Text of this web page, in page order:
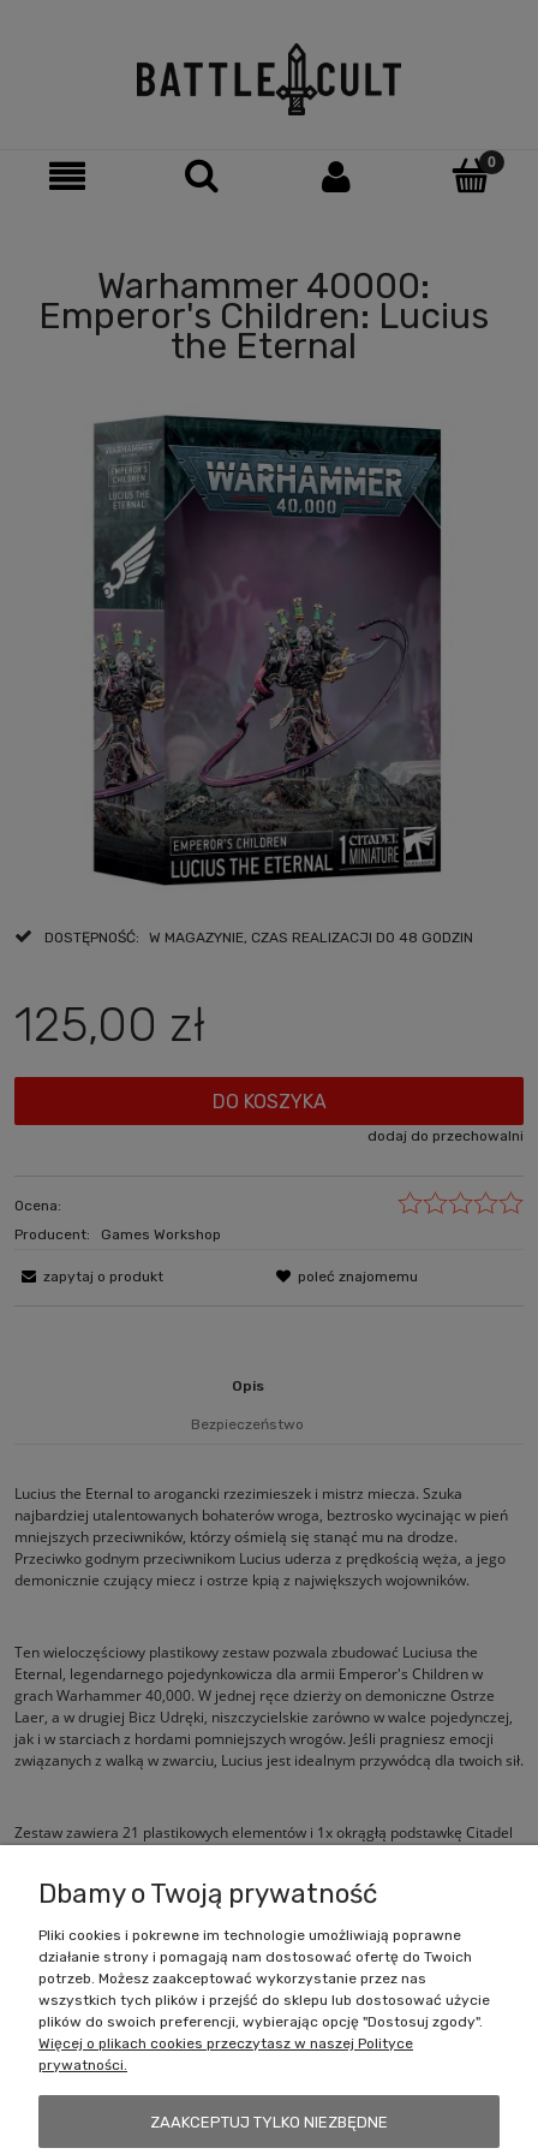
Warhammer 40000:
Emperor's Children: Lucius
the Eternal
DOSTĘPNOŚĆ: W MAGAZYNIE, CZAS REALIZACJI DO 48 GODZIN
125,00 zł
DO KOSZYKA
dodaj do przechowalni
Ocena:
Producent:
Games Workshop
zapytaj o produkt poleć znajomemu
Opis
Bezpieczeństwo
Lucius the Eternal to arogancki rzezimieszek i mistrz miecza. Szuka
najbardziej utalentowanych bohaterów wroga, beztrosko wycinając w pień
mniejszych przeciwników, którzy ośmielą się stanąć mu na drodze.
Przeciwko godnym przeciwnikom Lucius uderza z prędkością węża, a jego
demonicznie czujący miecz i ostrze kpią z największych wojowników.
Ten wieloczęściowy plastikowy zestaw pozwala zbudować Luciusa the
Eternal, legendarnego pojedynkowicza dla armii Emperor's Children w
grach Warhammer 40,000. W jednej ręce dzierży on demoniczne Ostrze
Laer, a w drugiej Bicz Udręki, niszczycielskie zarówno w walce pojedynczej,
jak i w starciach z hordami pomniejszych wrogów. Jeśli pragniesz emocji
związanych z walką w zwarciu, Lucius jest idealnym przywódcą dla twoich sił.
Zestaw zawiera 21 plastikowych elementów i 1x okrągłą podstawkę Citadel
Zakupy
Pomoc
Dbamy o Twoją prywatność
Pliki cookies i pokrewne im technologie umożliwiają poprawne
działanie strony i pomagają nam dostosować ofertę do Twoich
potrzeb. Możesz zaakceptować wykorzystanie przez nas
wszystkich tych plików i przejść do sklepu lub dostosować użycie
plików do swoich preferencji, wybierając opcję "Dostosuj zgody".
Więcej o plikach cookies przeczytasz w naszej Polityce
prywatności.
ZAAKCEPTUJ TYLKO NIEZBĘDNE